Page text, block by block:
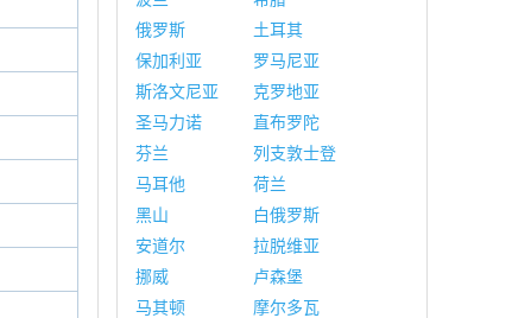
俄罗斯
土耳其
保加利亚
罗马尼亚
斯洛文尼亚
克罗地亚
圣马力诺
直布罗陀
芬兰
列支敦士登
马耳他
荷兰
黑山
白俄罗斯
安道尔
拉脱维亚
挪威
卢森堡
马其顿
摩尔多瓦